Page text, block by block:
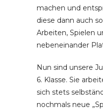
machen und
diese dann auch
Arbeiten, Spielen
nebeneinander
Nun sind unsere
6. Klasse. Sie
sich stets
nochmals neue